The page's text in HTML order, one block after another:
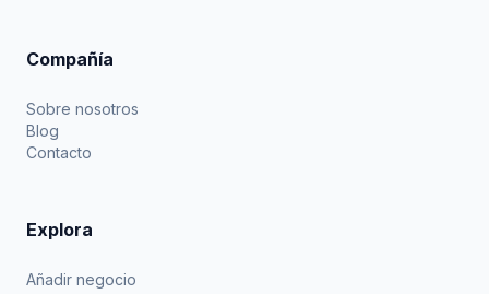
Compañía
Sobre nosotros
Blog
Contacto
Explora
Añadir negocio